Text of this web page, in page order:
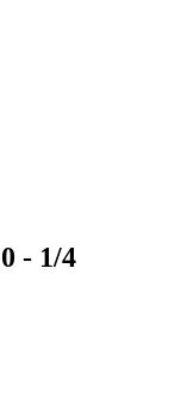
- 1/4